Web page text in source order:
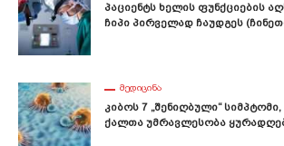
Პაციენტს Ხელის Ფუნქციების
Ჩიპი Პირველად Ჩაუდგეს
ᲛᲔᲓᲘᲪᲘᲜᲐ
Კიბოს 7 „შენიღბული“
Ქალთა Უმრავლესობა